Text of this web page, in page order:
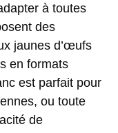
à toutes
des
jaunes d’œufs
en formats
est parfait pour
ou toute
de